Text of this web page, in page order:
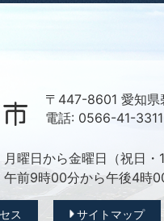
〒447-8601 愛知県
電話: 0566-41-3311
月曜日から金曜日（祝日・
午前9時00分から午後4時
ス サイトマップ